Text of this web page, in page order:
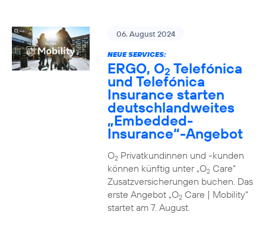
06. August 2024
NEUE SERVICES:
ERGO, O2 Telefónica
und Telefónica
Insurance starten
deutschlandweites
„Embedded-
Insurance“-Angebot
O2Privatkundinnen und -kunden
können künftig unter „O2Care“
Zusatzversicherungen buchen. Das
erste Angebot „O2Care | Mobility“
startet am 7. August.